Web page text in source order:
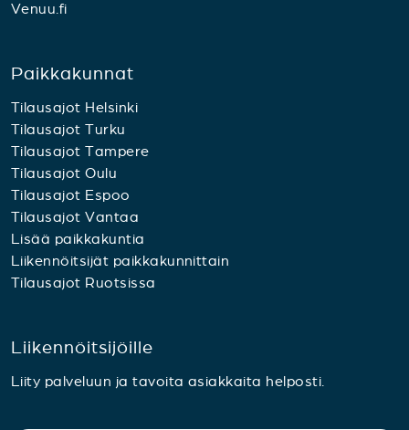
Venuu.fi
Paikkakunnat
Tilausajot Helsinki
Tilausajot Turku
Tilausajot Tampere
Tilausajot Oulu
Tilausajot Espoo
Tilausajot Vantaa
Lisää paikkakuntia
Liikennöitsijät paikkakunnittain
Tilausajot Ruotsissa
Liikennöitsijöille
Liity palveluun ja tavoita asiakkaita helposti.